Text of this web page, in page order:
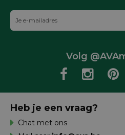
Volg
Heb je een vraag?
Chat met ons